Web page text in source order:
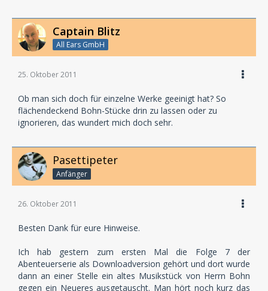
Captain Blitz
All Ears GmbH
25. Oktober 2011
Ob man sich doch für einzelne Werke geeinigt hat? So
flächendeckend Bohn-Stücke drin zu lassen oder zu
ignorieren, das wundert mich doch sehr.
Pasettipeter
Anfänger
26. Oktober 2011
Besten Dank für eure Hinweise.
Ich hab gestern zum ersten Mal die Folge 7 der
Abenteuerserie als Downloadversion gehört und dort wurde
dann an einer Stelle ein altes Musikstück von Herrn Bohn
gegen ein Neueres ausgetauscht. Man hört noch kurz das